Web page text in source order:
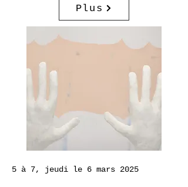
Plus
5 à 7, jeudi le 6 mars 2025